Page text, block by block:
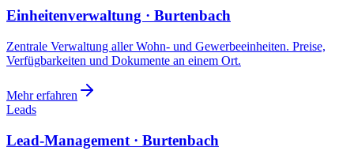
Einheitenverwaltung · Burtenbach
Zentrale Verwaltung aller Wohn- und Gewerbeeinheiten. Preise,
Verfügbarkeiten und Dokumente an einem Ort.
Mehr erfahren
Leads
Lead-Management · Burtenbach